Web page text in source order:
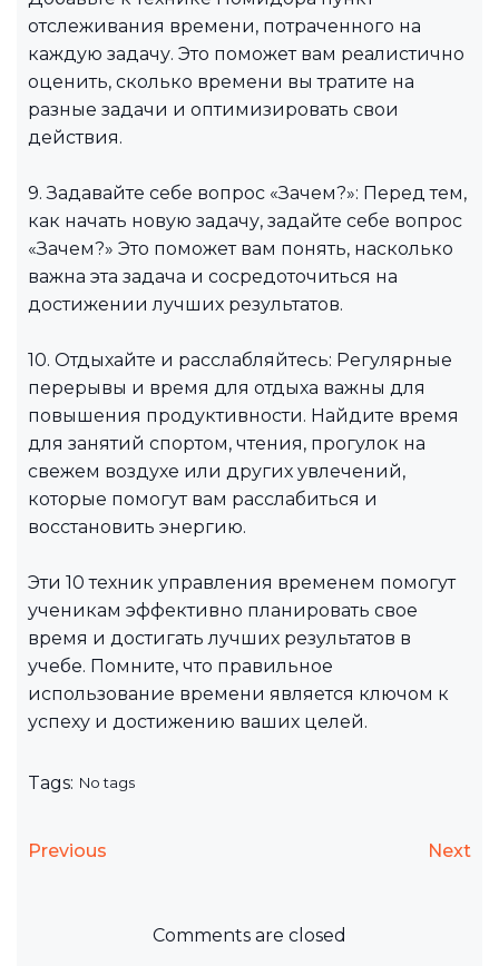
отслеживания времени, потраченного на
каждую задачу. Это поможет вам реалистично
оценить, сколько времени вы тратите на
разные задачи и оптимизировать свои
действия.
9. Задавайте себе вопрос «Зачем?»: Перед тем,
как начать новую задачу, задайте себе вопрос
«Зачем?» Это поможет вам понять, насколько
важна эта задача и сосредоточиться на
достижении лучших результатов.
10. Отдыхайте и расслабляйтесь: Регулярные
перерывы и время для отдыха важны для
повышения продуктивности. Найдите время
для занятий спортом, чтения, прогулок на
свежем воздухе или других увлечений,
которые помогут вам расслабиться и
восстановить энергию.
Эти 10 техник управления временем помогут
ученикам эффективно планировать свое
время и достигать лучших результатов в
учебе. Помните, что правильное
использование времени является ключом к
успеху и достижению ваших целей.
Tags: No tags
Previous Next
Comments are closed